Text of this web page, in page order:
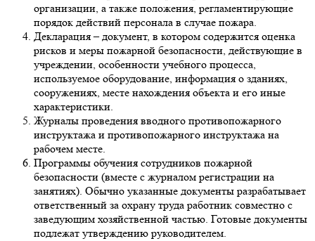
организации, а также положения, регламентирующие
порядок действий персонала в случае пожара.
Декларация – документ, в котором содержится оценка
рисков и меры пожарной безопасности, действующие в
учреждении, особенности учебного процесса,
используемое оборудование, информация о зданиях,
сооружениях, месте нахождения объекта и его иные
характеристики.
Журналы проведения вводного противопожарного
инструктажа и противопожарного инструктажа на
рабочем месте.
Программы обучения сотрудников пожарной
безопасности (вместе с журналом регистрации на
занятиях). Обычно указанные документы разрабатывает
ответственный за охрану труда работник совместно с
заведующим хозяйственной частью. Готовые документы
подлежат утверждению руководителем.